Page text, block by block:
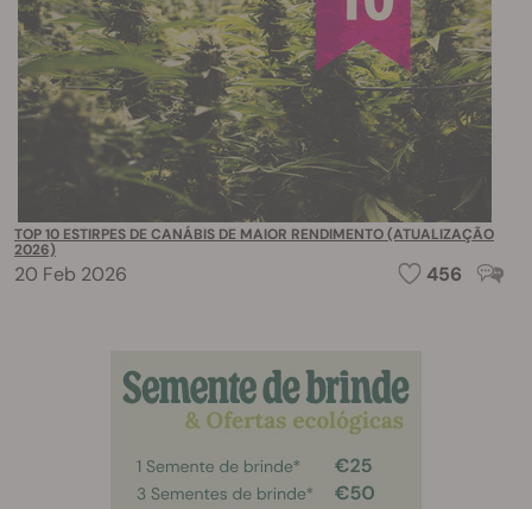
TOP 10 ESTIRPES DE CANÁBIS DE MAIOR RENDIMENTO (ATUALIZAÇÃO
2026)
20 Feb 2026 456